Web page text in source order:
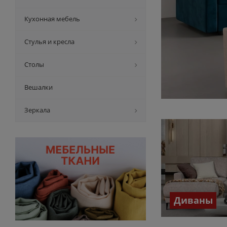
Диваны
Кухонная мебель
Стулья и кресла
Столы
Вешалки
Зеркала